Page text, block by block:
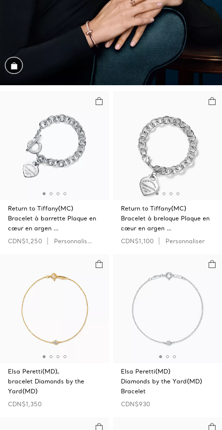
Magasiner cet assortiment
Return to Tiffany(MC)
Bracelet à barrette Plaque en
cœur en argen …
CDN$1,250
Personnaliser
Return to Tiffany(MC)
Bracelet à breloque Plaque en
cœur en argen …
CDN$1,100
Personnaliser
Elsa Peretti(MD)ₒ
bracelet Diamonds by the
Yard(MD)
CDN$1,350
Elsa Peretti(MD)
Diamonds by the Yard(MD)
Bracelet
CDN$930